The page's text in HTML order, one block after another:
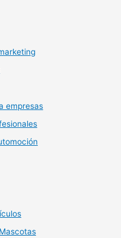
empresas